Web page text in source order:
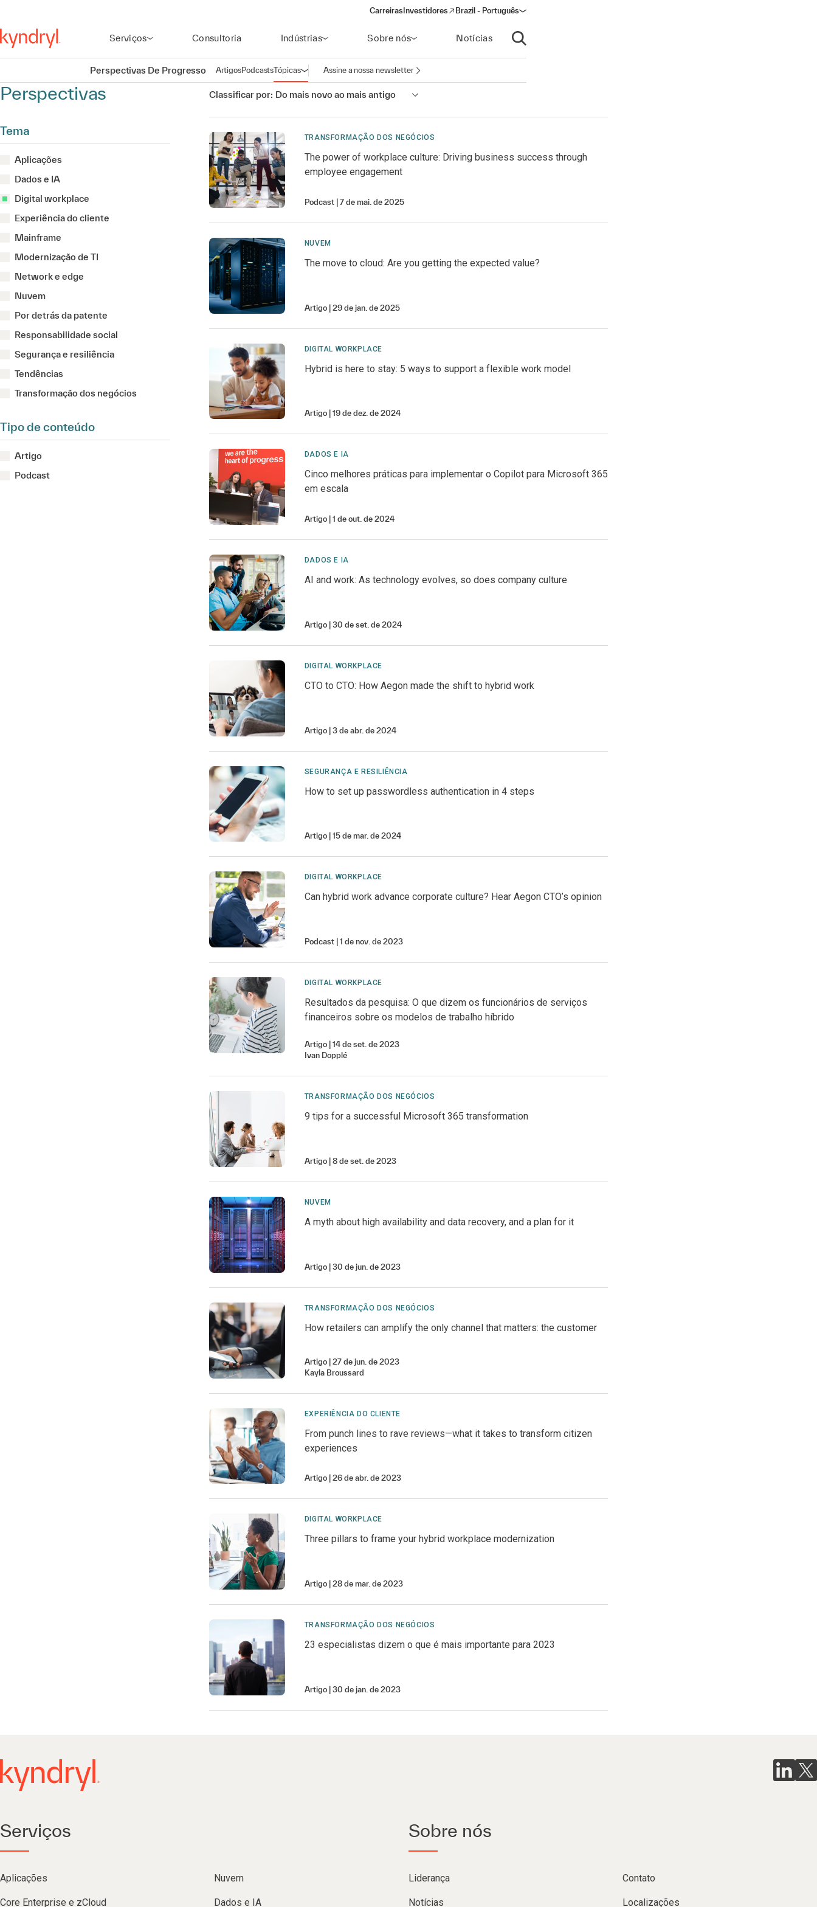
Carreiras Investidores
(opens in a new window)
Brazil - Português
Serviços Consultoria Indústrias Sobre nós Notícias
Abrir pesquisa
Perspectivas De Progresso ArtigosPodcastsTópicasAbrir navegação
Assine a nossa newsletter
Perspectivas
Tema
Aplicações
Dados e IA
Digital workplace
Experiência do cliente
Mainframe
Modernização de TI
Network e edge
Nuvem
Por detrás da patente
Responsabilidade social
Segurança e resiliência
Tendências
Transformação dos negócios
Tipo de conteúdo
Artigo
Podcast
Classificar por: Do mais novo ao mais antigo
TRANSFORMAÇÃO DOS NEGÓCIOS
The power of workplace culture: Driving business success through
employee engagement
Podcast 7 de mai. de 2025
NUVEM
The move to cloud: Are you getting the expected value?
Artigo 29 de jan. de 2025
DIGITAL WORKPLACE
Hybrid is here to stay: 5 ways to support a flexible work model
Artigo 19 de dez. de 2024
DADOS E IA
Cinco melhores práticas para implementar o Copilot para Microsoft 365
em escala
Artigo 1 de out. de 2024
DADOS E IA
AI and work: As technology evolves, so does company culture
Artigo 30 de set. de 2024
DIGITAL WORKPLACE
CTO to CTO: How Aegon made the shift to hybrid work
Artigo 3 de abr. de 2024
SEGURANÇA E RESILIÊNCIA
How to set up passwordless authentication in 4 steps
Artigo 15 de mar. de 2024
DIGITAL WORKPLACE
Can hybrid work advance corporate culture? Hear Aegon CTO’s opinion
Podcast 1 de nov. de 2023
DIGITAL WORKPLACE
Resultados da pesquisa: O que dizem os funcionários de serviços
financeiros sobre os modelos de trabalho híbrido
Artigo
14 de set. de 2023
Ivan Dopplé
TRANSFORMAÇÃO DOS NEGÓCIOS
9 tips for a successful Microsoft 365 transformation
Artigo 8 de set. de 2023
NUVEM
A myth about high availability and data recovery, and a plan for it
Artigo 30 de jun. de 2023
TRANSFORMAÇÃO DOS NEGÓCIOS
How retailers can amplify the only channel that matters: the customer
Artigo
27 de jun. de 2023
Kayla Broussard
EXPERIÊNCIA DO CLIENTE
From punch lines to rave reviews—what it takes to transform citizen
experiences
Artigo 26 de abr. de 2023
DIGITAL WORKPLACE
Three pillars to frame your hybrid workplace modernization
Artigo 28 de mar. de 2023
TRANSFORMAÇÃO DOS NEGÓCIOS
23 especialistas dizem o que é mais importante para 2023
Artigo 30 de jan. de 2023
Serviços
Aplicações Nuvem
Core Enterprise e zCloud Dados e IA
Sobre nós
Liderança Contato
Notícias Localizações